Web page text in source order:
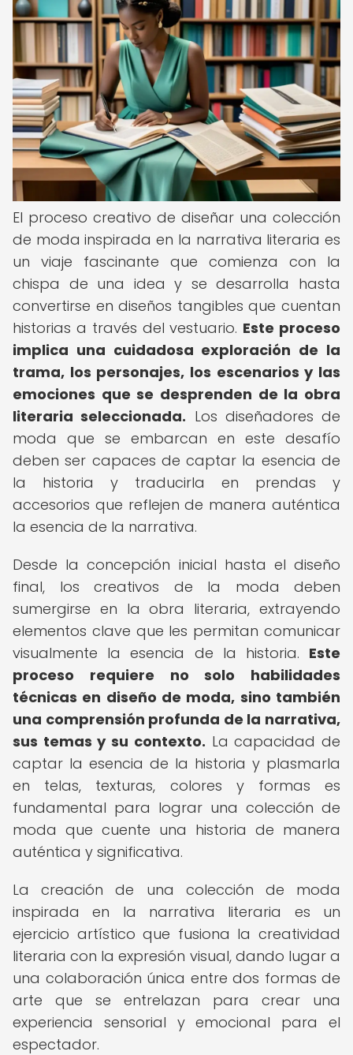
El proceso creativo de diseñar una colección
de moda inspirada en la narrativa literaria es
un viaje fascinante que comienza con la
chispa de una idea y se desarrolla hasta
convertirse en diseños tangibles que cuentan
historias a través del vestuario. Este proceso
implica una cuidadosa exploración de la
trama, los personajes, los escenarios y las
emociones que se desprenden de la obra
literaria seleccionada. Los diseñadores de
moda que se embarcan en este desafío
deben ser capaces de captar la esencia de
la historia y traducirla en prendas y
accesorios que reflejen de manera auténtica
la esencia de la narrativa.
Desde la concepción inicial hasta el diseño
final, los creativos de la moda deben
sumergirse en la obra literaria, extrayendo
elementos clave que les permitan comunicar
visualmente la esencia de la historia. Este
proceso requiere no solo habilidades
técnicas en diseño de moda, sino también
una comprensión profunda de la narrativa,
sus temas y su contexto. La capacidad de
captar la esencia de la historia y plasmarla
en telas, texturas, colores y formas es
fundamental para lograr una colección de
moda que cuente una historia de manera
auténtica y significativa.
La creación de una colección de moda
inspirada en la narrativa literaria es un
ejercicio artístico que fusiona la creatividad
literaria con la expresión visual, dando lugar a
una colaboración única entre dos formas de
arte que se entrelazan para crear una
experiencia sensorial y emocional para el
espectador.